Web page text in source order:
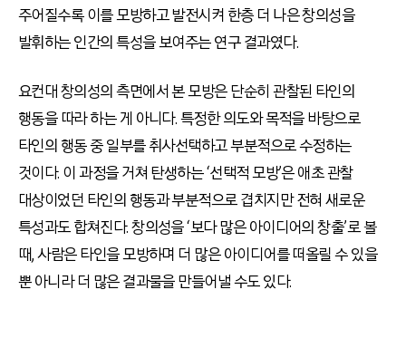
주어질수록 이를 모방하고 발전시켜 한층 더 나은 창의성을
발휘하는 인간의 특성을 보여주는 연구 결과였다.
요컨대 창의성의 측면에서 본 모방은 단순히 관찰된 타인의
행동을 따라 하는 게 아니다. 특정한 의도와 목적을 바탕으로
타인의 행동 중 일부를 취사선택하고 부분적으로 수정하는
것이다. 이 과정을 거쳐 탄생하는 ‘선택적 모방’은 애초 관찰
대상이었던 타인의 행동과 부분적으로 겹치지만 전혀 새로운
특성과도 합쳐진다. 창의성을 ‘보다 많은 아이디어의 창출’로 볼
때, 사람은 타인을 모방하며 더 많은 아이디어를 떠올릴 수 있을
뿐 아니라 더 많은 결과물을 만들어낼 수도 있다.